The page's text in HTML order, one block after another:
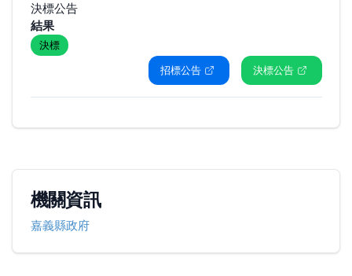
決標公告
結果
決標
招標公告
決標公告
機關資訊
嘉義縣政府